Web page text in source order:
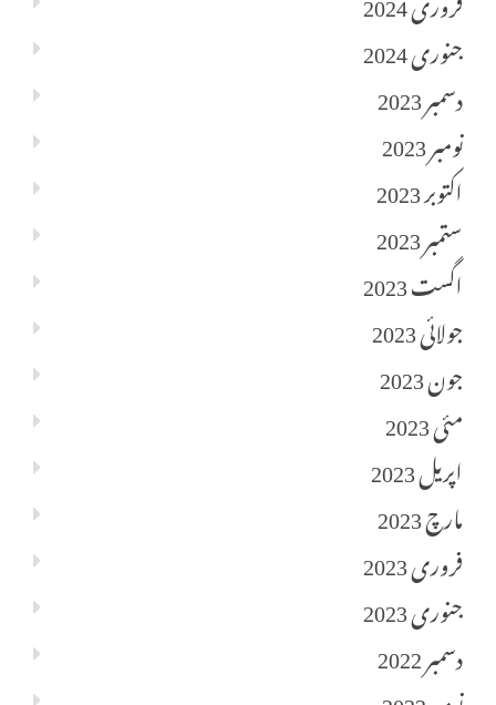
جنوری 2024
دسمبر 2023
نومبر 2023
اکتوبر 2023
ستمبر 2023
اگست 2023
جولائی 2023
جون 2023
مئی 2023
اپریل 2023
مارچ 2023
فروری 2023
جنوری 2023
دسمبر 2022